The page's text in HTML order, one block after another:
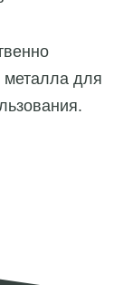
металла для